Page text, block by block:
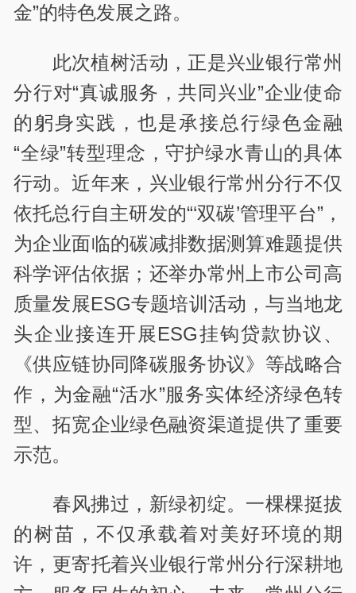
金”的特色发展之路。
此次植树活动，正是兴业银行常州
分行对“真诚服务，共同兴业”企业使命
的躬身实践，也是承接总行绿色金融
“全绿”转型理念，守护绿水青山的具体
行动。近年来，兴业银行常州分行不仅
依托总行自主研发的“‘双碳’管理平台”，
为企业面临的碳减排数据测算难题提供
科学评估依据；还举办常州上市公司高
质量发展ESG专题培训活动，与当地龙
头企业接连开展ESG挂钩贷款协议、
《供应链协同降碳服务协议》等战略合
作，为金融“活水”服务实体经济绿色转
型、拓宽企业绿色融资渠道提供了重要
示范。
春风拂过，新绿初绽。一棵棵挺拔
的树苗，不仅承载着对美好环境的期
许，更寄托着兴业银行常州分行深耕地